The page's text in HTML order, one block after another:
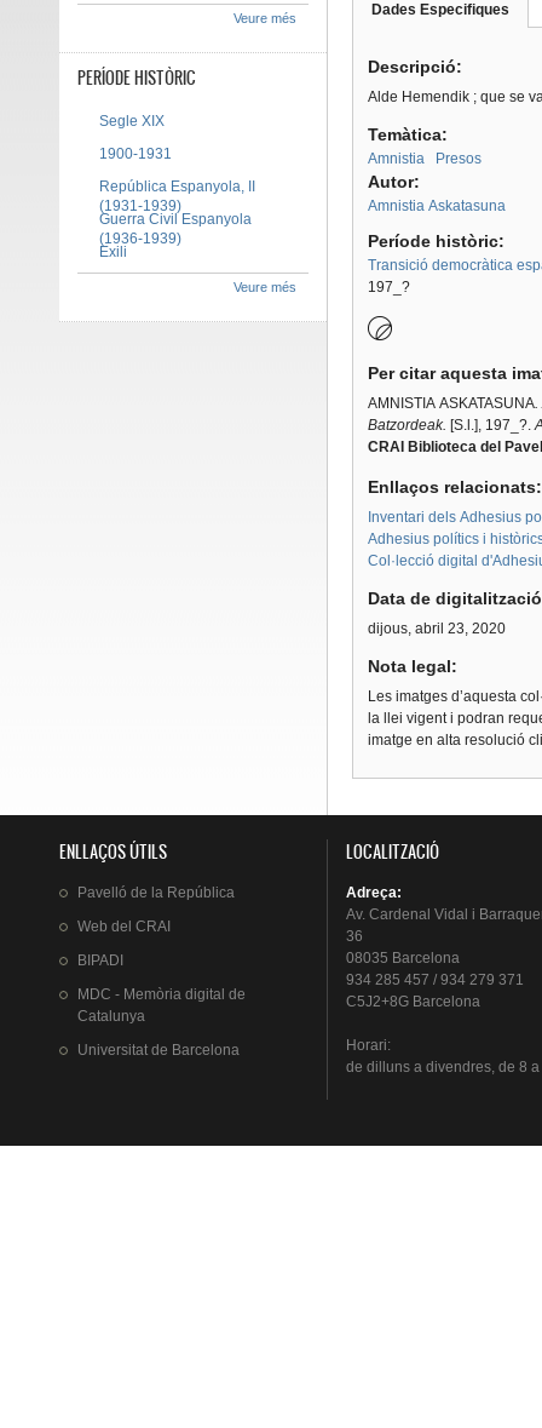
Dades Especifiques
Descripció:
Alde Hemendik ; que se
Temàtica:
Amnistia Presos
Autor:
Amnistia Askatasuna
Període històric:
Transició democràtica
197_?
Per citar aquesta
AMNISTIA ASKATASUNA.
Batzordeak. [S.l.], 197_?.
CRAI Biblioteca del
Enllaços
Inventari dels Adhesius
Adhesius polítics i
Col·lecció digital
Data de
dijous, abril 23, 2020
Nota legal:
Les imatges d’aquesta
la llei vigent i podran
imatge en alta resolució
Veure més
PERÍODE HISTÒRIC
Segle XIX
1900-1931
República Espanyola, II
(1931-1939)
Guerra Civil Espanyola
(1936-1939)
Exili
Veure més
ENLLAÇOS ÚTILS
Pavelló de la República
Web del CRAI
BIPADI
MDC - Memòria digital de
Catalunya
Universitat de Barcelona
LOCALITZACIÓ
Adreça:
Av. Cardenal Vidal i
36
08035 Barcelona
934 285 457 / 934 279 371
C5J2+8G Barcelona
Horari:
de dillunsa divendres, de 8